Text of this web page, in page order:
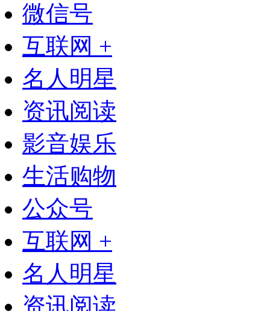
微信号
互联网 +
名人明星
资讯阅读
影音娱乐
生活购物
公众号
互联网 +
名人明星